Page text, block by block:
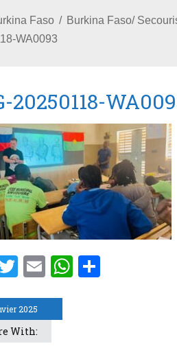
Faso
Burkina Faso/
WA0093
2025
20250118-
Twitter
EmailWhatsApp
With: